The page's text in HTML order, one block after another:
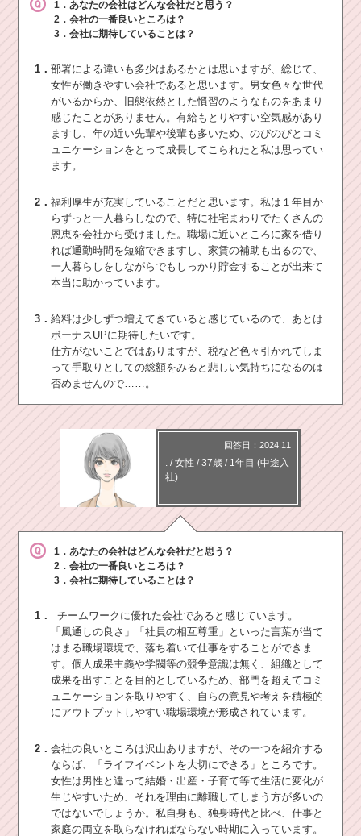
1．あなたの会社はどんな会社だと思う？
2．会社の一番良いところは？
3．会社に期待していることは？
1．部署による違いも多少はあるかとは思いますが、総じて、
女性が働きやすい会社であると思います。男女色々な世代
がいるからか、旧態依然とした慣習のようなものをあまり
感じたことがありません。有給もとりやすい空気感があり
ますし、年の近い先輩や後輩も多いため、のびのびとコミ
ュニケーションをとって成長してこられたと私は思ってい
ます。
2．福利厚生が充実していることだと思います。私は１年目か
らずっと一人暮らしなので、特に社宅まわりでたくさんの
恩恵を会社から受けました。職場に近いところに家を借り
れば通勤時間を短縮できますし、家賃の補助も出るので、
一人暮らしをしながらでもしっかり貯金することが出来て
本当に助かっています。
3．給料は少しずつ増えてきていると感じているので、あとは
ボーナスUPに期待したいです。
仕方がないことではありますが、税など色々引かれてしま
って手取りとしての総額をみると悲しい気持ちになるのは
否めませんので……。
回答日：2024.11
. /女性 / 37歳 / 1年目 (中途入
社)
1．あなたの会社はどんな会社だと思う？
2．会社の一番良いところは？
3．会社に期待していることは？
1．
チームワークに優れた会社であると感じています。
「風通しの良さ」「社員の相互尊重」といった言葉が当て
はまる職場環境で、落ち着いて仕事をすることができま
す。個人成果主義や学閥等の競争意識は無く、組織として
成果を出すことを目的としているため、部門を超えてコミ
ュニケーションを取りやすく、自らの意見や考えを積極的
にアウトプットしやすい職場環境が形成されています。
2．会社の良いところは沢山ありますが、その一つを紹介する
ならば、「ライフイベントを大切にできる」ところです。
女性は男性と違って結婚・出産・子育て等で生活に変化が
生じやすいため、それを理由に離職してしまう方が多いの
ではないでしょうか。私自身も、独身時代と比べ、仕事と
家庭の両立を取らなければならない時期に入っています。